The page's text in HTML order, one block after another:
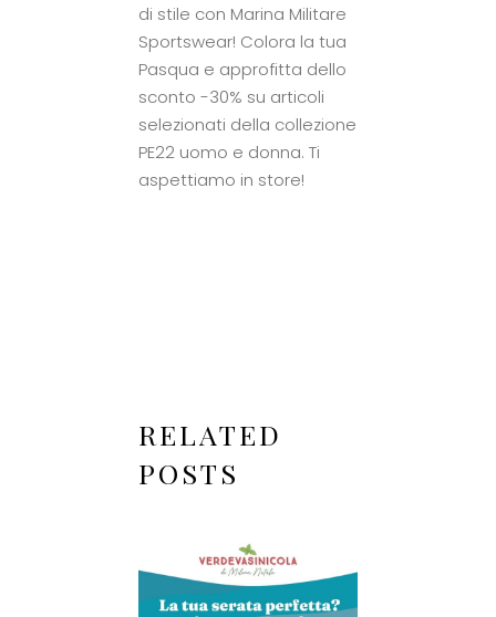
di stile con Marina Militare
Sportswear! Colora la tua
Pasqua e approfitta dello
sconto -30% su articoli
selezionati della collezione
PE22 uomo e donna. Ti
aspettiamo in store!
RELATED
POSTS